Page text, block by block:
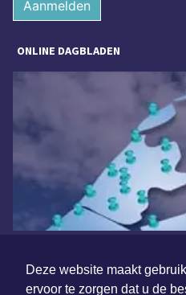
Deze website maakt
ervoor te zorgen dat u de
Aanmelden
ONLINE DAGBLADEN